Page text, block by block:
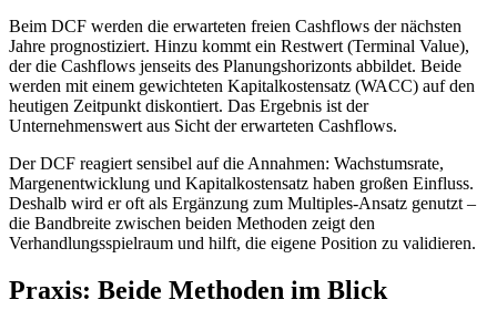
Beim DCF werden die erwarteten freien Cashflows der nächsten
Jahre prognostiziert. Hinzu kommt ein Restwert (Terminal Value),
der die Cashflows jenseits des Planungshorizonts abbildet. Beide
werden mit einem gewichteten Kapitalkostensatz (WACC) auf den
heutigen Zeitpunkt diskontiert. Das Ergebnis ist der
Unternehmenswert aus Sicht der erwarteten Cashflows.
Der DCF reagiert sensibel auf die Annahmen: Wachstumsrate,
Margenentwicklung und Kapitalkostensatz haben großen Einfluss.
Deshalb wird er oft als Ergänzung zum Multiples-Ansatz genutzt –
die Bandbreite zwischen beiden Methoden zeigt den
Verhandlungsspielraum und hilft, die eigene Position zu validieren.
Praxis: Beide Methoden im Blick